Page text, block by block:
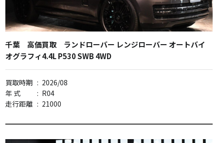
千葉 高価買取 ランドローバー レンジローバー オートバイ
オグラフィ4.4L P530 SWB 4WD
買取時期 : 2026/08
年 式
: R04
走行距離 : 21000